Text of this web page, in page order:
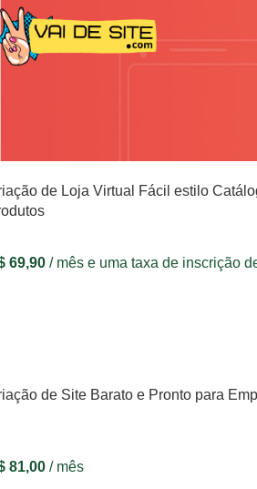
de Loja Virtual Fácil estilo
69,90 / mês e uma taxa de inscrição
de Site Barato e Pronto para
81,00 / mês